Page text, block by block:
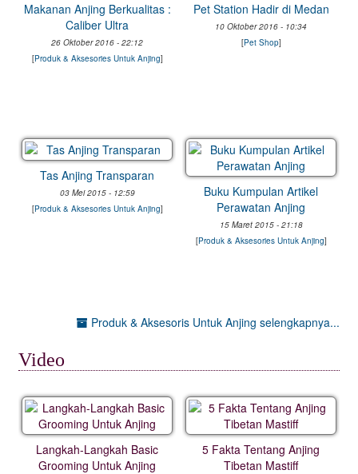
Makanan Anjing Berkualitas :
Caliber Ultra
26 Oktober 2016 - 22:12
[Produk & Aksesories Untuk Anjing]
Pet Station Hadir di Medan
10 Oktober 2016 - 10:34
[Pet Shop]
Tas Anjing Transparan
03 Mei 2015 - 12:59
[Produk & Aksesories Untuk Anjing]
Buku Kumpulan Artikel
Perawatan Anjing
15 Maret 2015 - 21:18
[Produk & Aksesories Untuk Anjing]
Produk & Aksesoris Untuk Anjing selengkapnya...
Video
Langkah-Langkah Basic
Grooming Untuk Anjing
5 Fakta Tentang Anjing
Tibetan Mastiff